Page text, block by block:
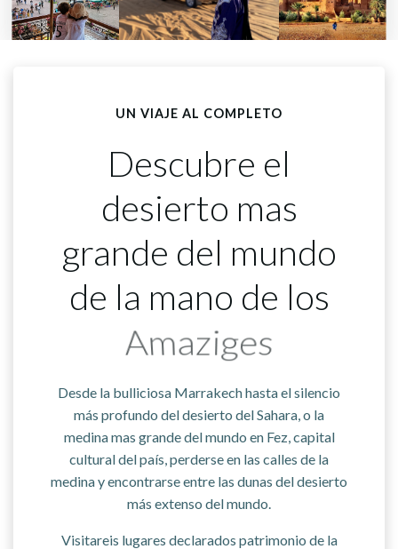
UN VIAJE AL COMPLETO
Descubre el
desierto mas
grande del mundo
de la mano de los
Berebers
Desde la bulliciosa Marrakech hasta el silencio
más profundo del desierto del Sahara, o la
medina mas grande del mundo en Fez, capital
cultural del país, perderse en las calles de la
medina y encontrarse entre las dunas del desierto
más extenso del mundo.
Visitareis lugares declarados patrimonio de la